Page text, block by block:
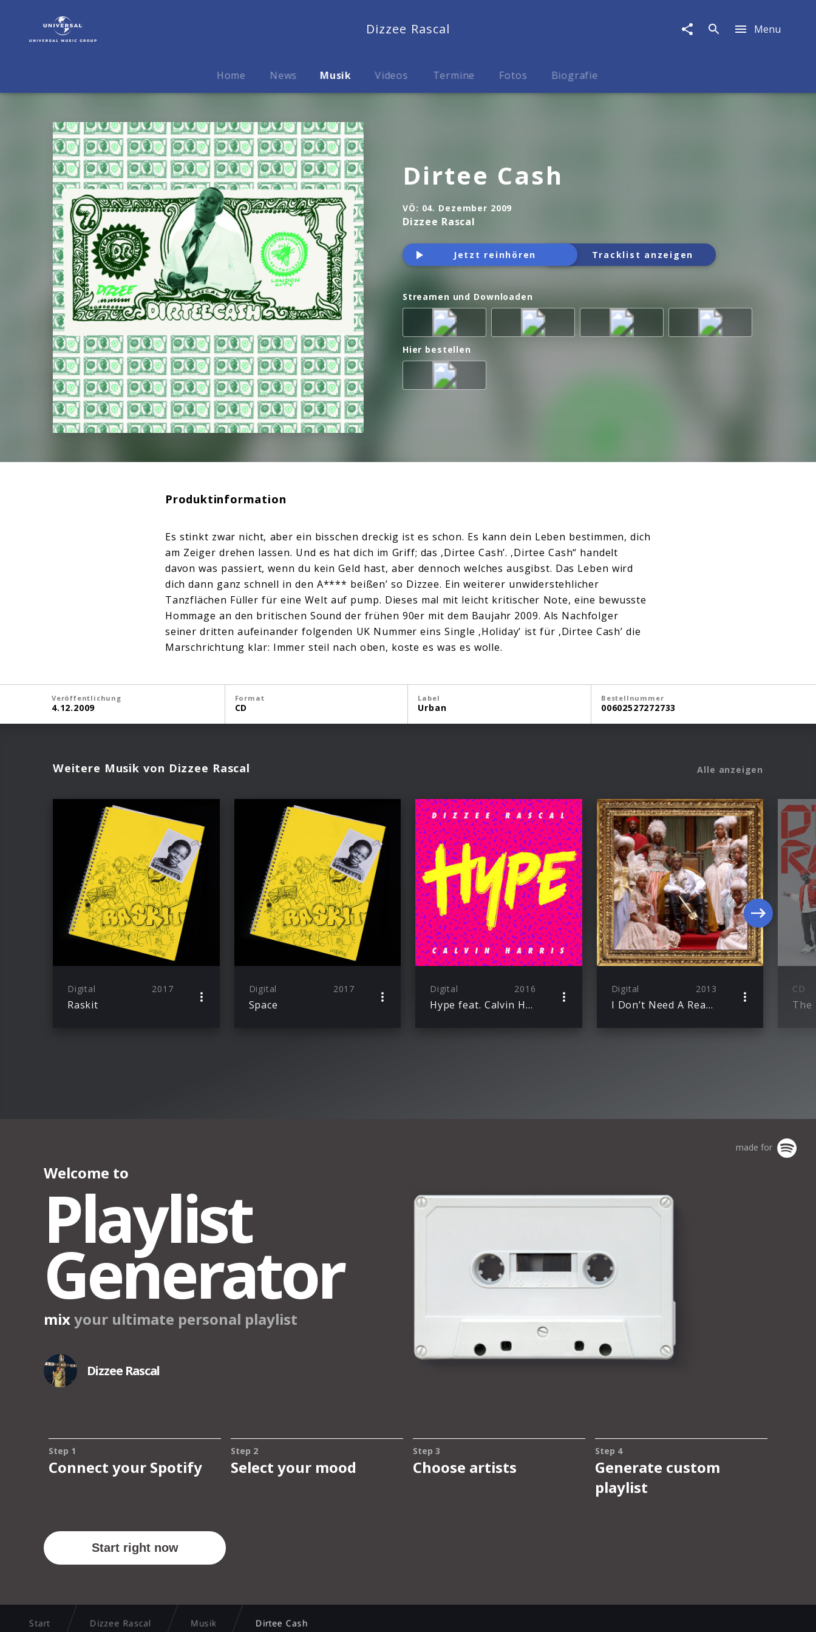
Cash
Dizzee Rascal Menu
Home News Musik Videos Termine Fotos Biografie
Dirtee Cash
VÖ: 04. Dezember 2009
Dizzee Rascal
Jetzt reinhören Tracklist anzeigen
Streamen und Downloaden
Hier bestellen
Produktinformation
Es stinkt zwar nicht, aber ein bisschen dreckig ist es schon. Es kann dein Leben bestimmen, dich
am Zeiger drehen lassen. Und es hat dich im Griff; das ‚Dirtee Cash’. ‚Dirtee Cash“ handelt
davon was passiert, wenn du kein Geld hast, aber dennoch welches ausgibst. Das Leben wird
dich dann ganz schnell in den A**** beißen’ so Dizzee. Ein weiterer unwiderstehlicher
Tanzflächen Füller für eine Welt auf pump. Dieses mal mit leicht kritischer Note, eine bewusste
Hommage an den britischen Sound der frühen 90er mit dem Baujahr 2009. Als Nachfolger
seiner dritten aufeinander folgenden UK Nummer eins Single ‚Holiday’ ist für ‚Dirtee Cash’ die
Marschrichtung klar: Immer steil nach oben, koste es was es wolle.
Veröffentlichung
4.12.2009
Format
CD
Label
Urban
Bestellnummer
00602527272733
Weitere Musik von Dizzee Rascal Alle anzeigen
Digital 2017
Raskit
Digital 2017
Space
Digital 2016
Hype feat. Calvin Harris
Digital 2013
I Don’t Need A Reason
CD
The
Start Dizzee Rascal Musik Dirtee Cash